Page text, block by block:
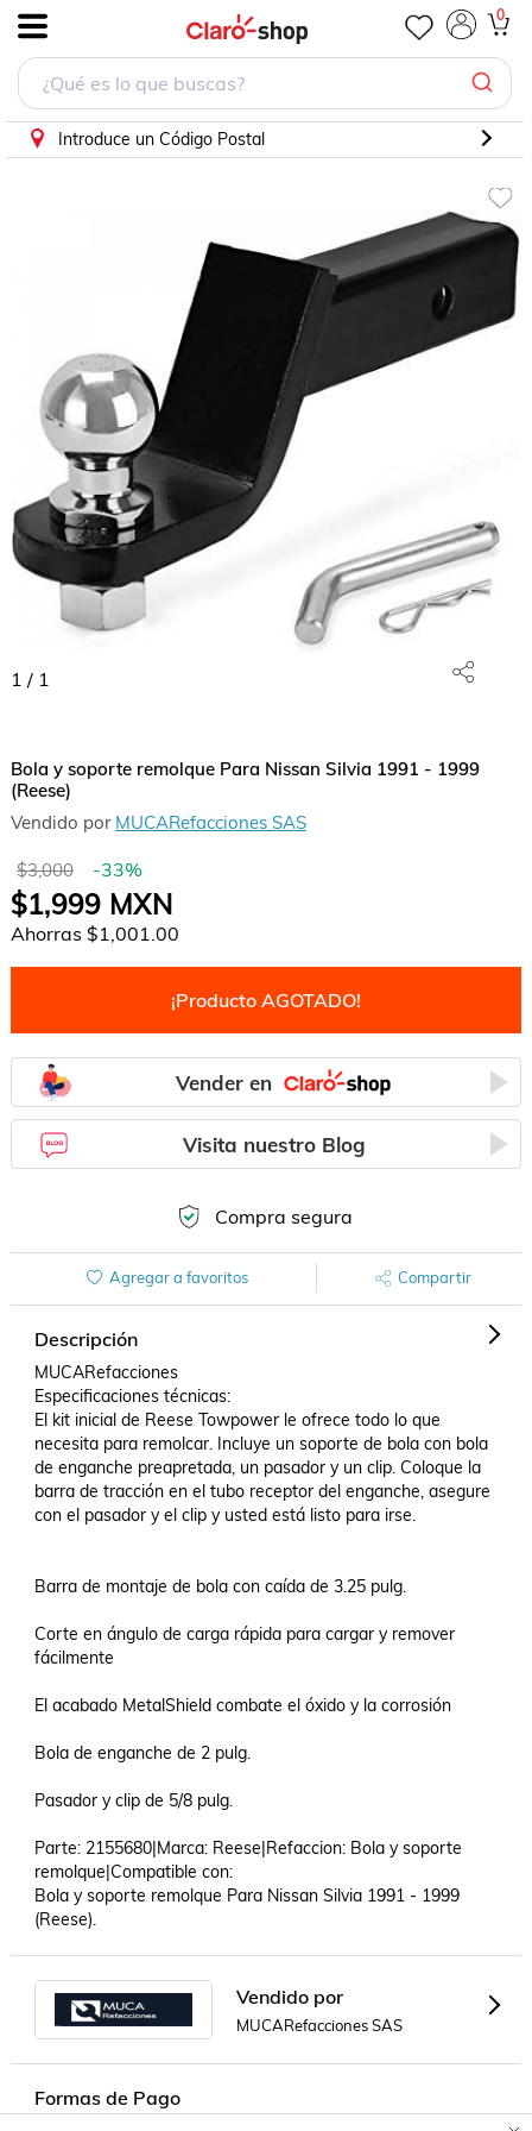
0
Introduce un Código Postal
1 / 1
Bola y soporte remolque Para Nissan Silvia 1991 - 1999
(Reese)
Vendido por MUCARefacciones SAS
$3,000 -33%
$1,999MXN
Ahorras $1,001.00
¡Producto AGOTADO!
Vender en
Visita nuestro Blog
Compra segura
Agregar a favoritos Compartir
Descripción
MUCARefacciones
Especificaciones técnicas:
El kit inicial de Reese Towpower le ofrece todo lo que
necesita para remolcar. Incluye un soporte de bola con bola
de enganche preapretada, un pasador y un clip. Coloque la
barra de tracción en el tubo receptor del enganche, asegure
con el pasador y el clip y usted está listo para irse.
Barra de montaje de bola con caída de 3.25 pulg.
Corte en ángulo de carga rápida para cargar y remover
fácilmente
El acabado MetalShield combate el óxido y la corrosión
Bola de enganche de 2 pulg.
Pasador y clip de 5/8 pulg.
Parte: 2155680|Marca: Reese|Refaccion: Bola y soporte
remolque|Compatible con:
Bola y soporte remolque Para Nissan Silvia 1991 - 1999
(Reese).
Vendido por
MUCARefacciones SAS
Formas de Pago
Bola y soporte remolque Para Nissan Silvia 1991 - 1999